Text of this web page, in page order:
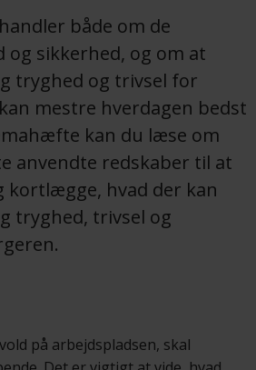
både om de
og sikkerhed, og om at
tryghed og trivsel for
mestre hverdagen bedst
kan du læse om
anvendte redskaber til at
kortlægge, hvad der kan
tryghed, trivsel og
på arbejdspladsen, skal